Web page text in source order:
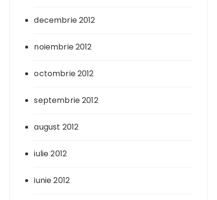
decembrie 2012
noiembrie 2012
octombrie 2012
septembrie 2012
august 2012
iulie 2012
iunie 2012